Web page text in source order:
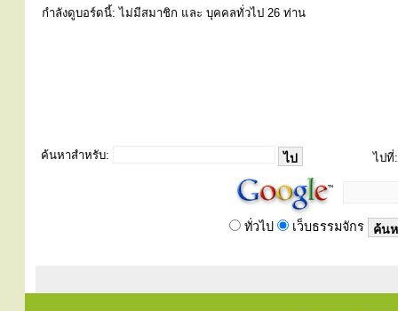
กำลังดูบอร์ดนี้: ไม่มีสมาชิก และ บุคคลทั่วไป 26 ท่าน
ค้นหาสำหรับ: ไปที่:
ทั่วไป เว็บธรรมจักร